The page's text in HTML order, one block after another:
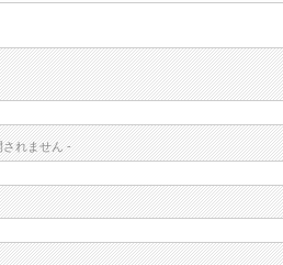
れません -